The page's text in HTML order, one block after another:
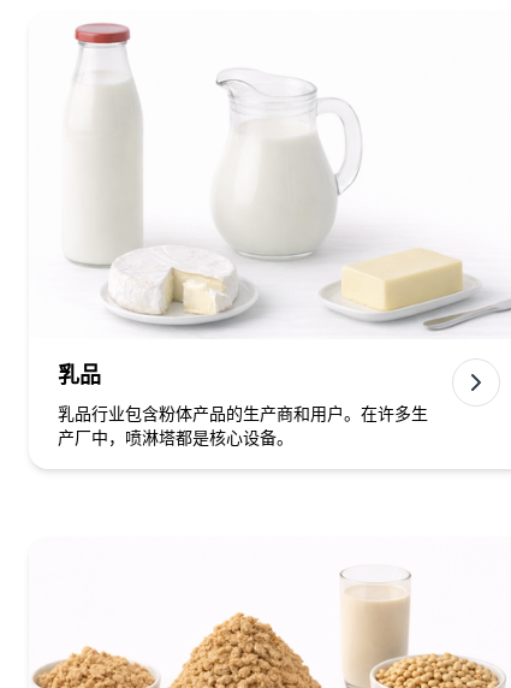
乳品
乳品行业包含粉体产品的生产商和用户。在许多生
产厂中，喷淋塔都是核心设备。